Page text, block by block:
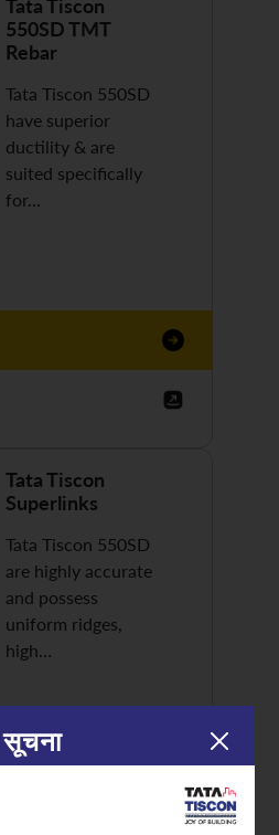
550SD TMT
Rebar
Tata Tiscon 550SD
have superior
ductility & are
suited specifically
for…
Tata Tiscon
Superlinks
Tata Tiscon 550SD
are highly accurate
and possess
uniform ridges,
high…
सूचना